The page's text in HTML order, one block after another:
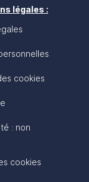
légales :
cookies
: non
cookies